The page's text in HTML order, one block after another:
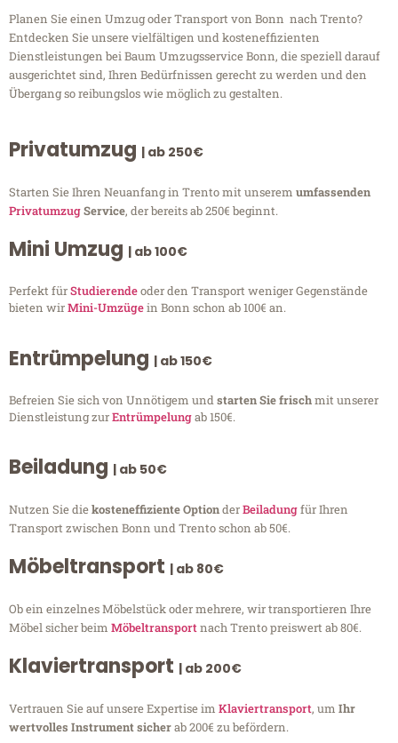
Planen Sie einen Umzug oder Transport von Bonn nach Trento?
Entdecken Sie unsere vielfältigen und kosteneffizienten
Dienstleistungen bei Baum Umzugsservice Bonn, die speziell darauf
ausgerichtet sind, Ihren Bedürfnissen gerecht zu werden und den
Übergang so reibungslos wie möglich zu gestalten.
Privatumzug | ab 250€
Starten Sie Ihren Neuanfang in Trento mit unserem umfassenden
PrivatumzugService, der bereits ab 250€ beginnt.
Mini Umzug | ab 100€
Perfekt fürStudierendeoder den Transport weniger Gegenstände
bieten wirMini-Umzügein Bonn schon ab 100€ an.
Entrümpelung | ab 150€
Befreien Sie sich von Unnötigem undstarten Sie frischmit unserer
Dienstleistung zurEntrümpelungab 150€.
Beiladung | ab 50€
Nutzen Sie diekosteneffiziente OptionderBeiladungfür Ihren
Transport zwischen Bonn und Trento schon ab 50€.
Möbeltransport | ab 80€
Ob ein einzelnes Möbelstück oder mehrere, wir transportieren Ihre
Möbel sicher beim Möbeltransportnach Trento preiswert ab 80€.
Klaviertransport | ab 200€
Vertrauen Sie auf unsere Expertise im Klaviertransport, um Ihr
wertvolles Instrument sicherab 200€ zu befördern.